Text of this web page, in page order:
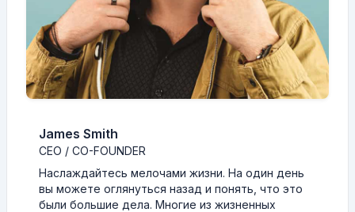
James Smith
CEO / CO-FOUNDER
Наслаждайтесь мелочами жизни. На один день
вы можете оглянуться назад и понять, что это
были большие дела. Многие из жизненных